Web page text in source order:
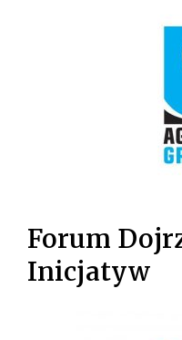
Forum
Inicjatyw